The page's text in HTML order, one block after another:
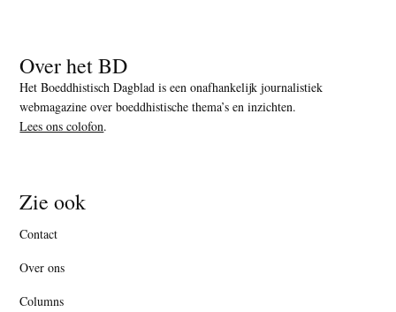
Over het BD
Het Boeddhistisch Dagblad is een onafhankelijk journalistiek
webmagazine over boeddhistische thema’s en inzichten.
Lees ons colofon.
Zie ook
Contact
Over ons
Columns